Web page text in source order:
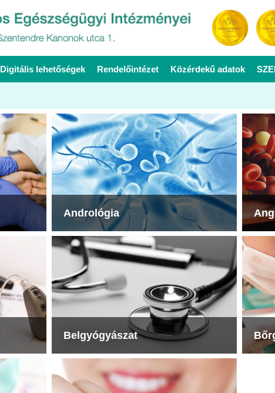
Digitális lehetőségek Rendelőintézet Közérdekű adatok
Andrológia
Belgyógyászat